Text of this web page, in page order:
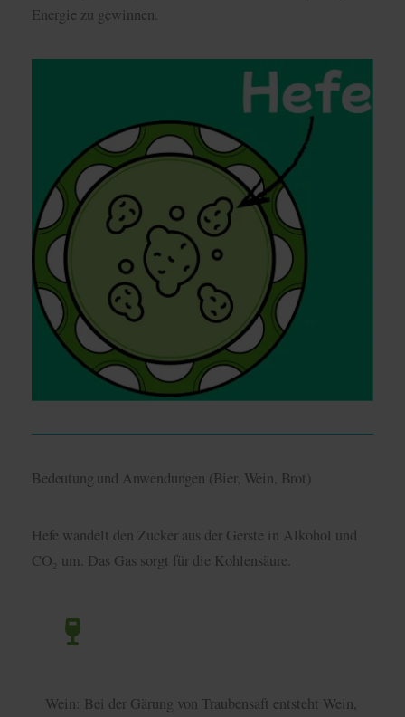
Energie zu gewinnen.
Bedeutung und Anwendungen (Bier, Wein, Brot)
Hefe wandelt den Zucker aus der Gerste in Alkohol und
CO₂ um. Das Gas sorgt für die Kohlensäure.
Wein: Bei der Gärung von Traubensaft entsteht Wein,